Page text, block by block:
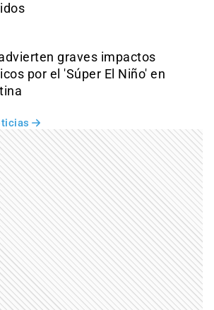
graves impactos
por el 'Súper El Niño' en